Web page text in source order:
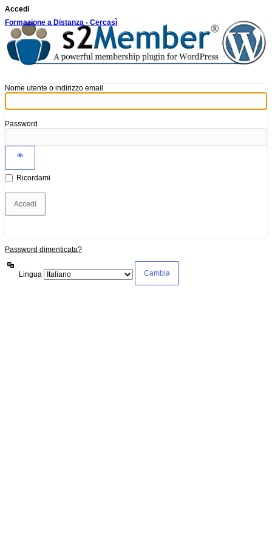
Accedi
Formazione a Distanza - Cercasì
Nome utente o indirizzo email
Password
Ricordami
Password dimenticata?
Lingua